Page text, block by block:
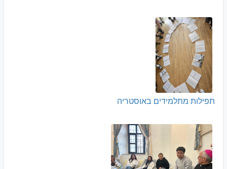
תפילות מתלמידים באוסטריה